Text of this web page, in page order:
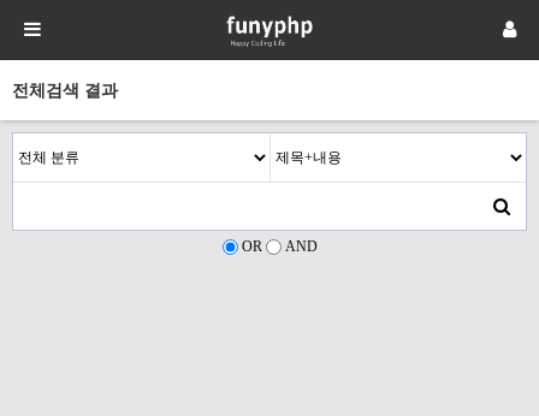
전체검색 결과
OR AND